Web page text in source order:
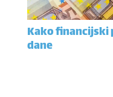
Kako
dane